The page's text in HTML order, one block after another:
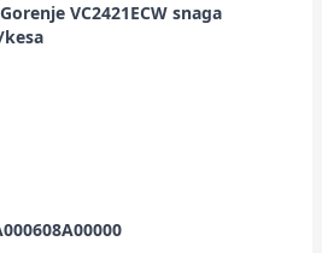
VC2421ECW snaga
kesa